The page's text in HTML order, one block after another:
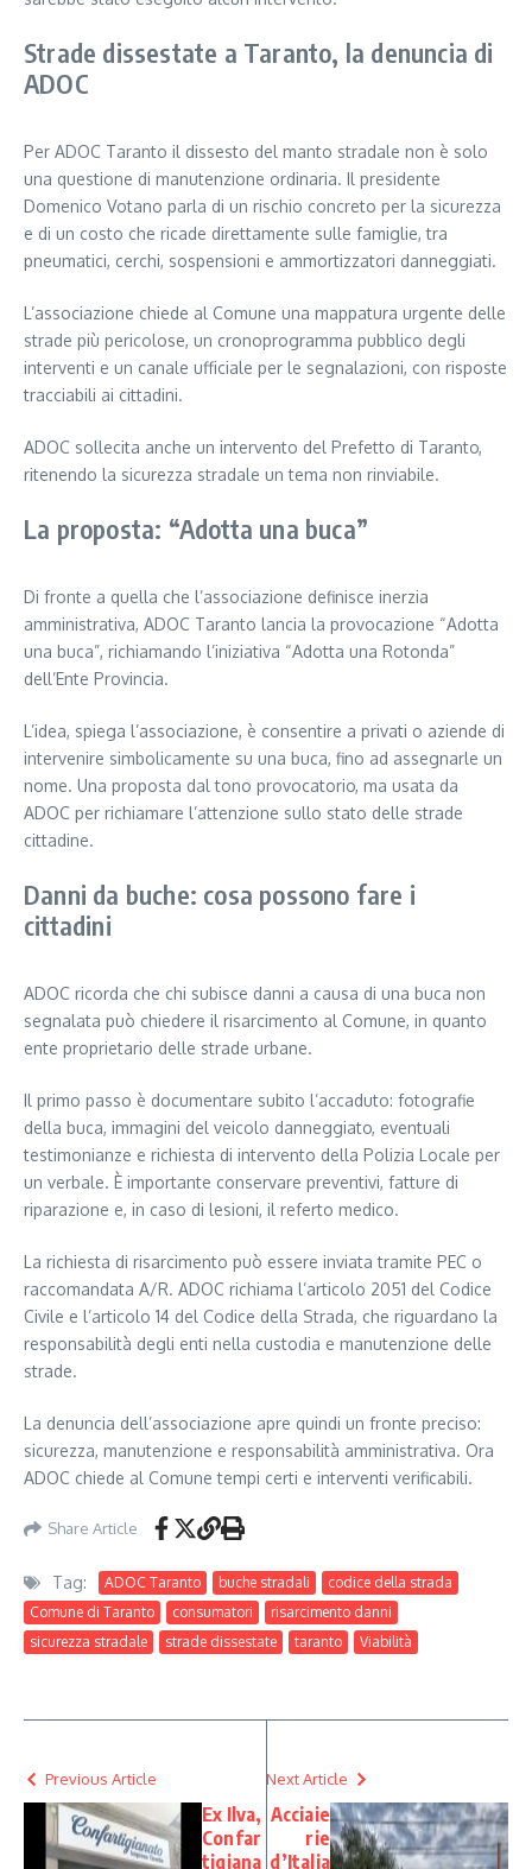
Strade dissestate a Taranto, la denuncia di
ADOC
Per ADOC Taranto il dissesto del manto stradale non è solo
una questione di manutenzione ordinaria. Il presidente
Domenico Votano parla di un rischio concreto per la sicurezza
e di un costo che ricade direttamente sulle famiglie, tra
pneumatici, cerchi, sospensioni e ammortizzatori danneggiati.
L’associazione chiede al Comune una mappatura urgente delle
strade più pericolose, un cronoprogramma pubblico degli
interventi e un canale ufficiale per le segnalazioni, con risposte
tracciabili ai cittadini.
ADOC sollecita anche un intervento del Prefetto di Taranto,
ritenendo la sicurezza stradale un tema non rinviabile.
La proposta: “Adotta una buca”
Di fronte a quella che l’associazione definisce inerzia
amministrativa, ADOC Taranto lancia la provocazione “Adotta
una buca”, richiamando l’iniziativa “Adotta una Rotonda”
dell’Ente Provincia.
L’idea, spiega l’associazione, è consentire a privati o aziende di
intervenire simbolicamente su una buca, fino ad assegnarle un
nome. Una proposta dal tono provocatorio, ma usata da
ADOC per richiamare l’attenzione sullo stato delle strade
cittadine.
Danni da buche: cosa possono fare i
cittadini
ADOC ricorda che chi subisce danni a causa di una buca non
segnalata può chiedere il risarcimento al Comune, in quanto
ente proprietario delle strade urbane.
Il primo passo è documentare subito l’accaduto: fotografie
della buca, immagini del veicolo danneggiato, eventuali
testimonianze e richiesta di intervento della Polizia Locale per
un verbale. È importante conservare preventivi, fatture di
riparazione e, in caso di lesioni, il referto medico.
La richiesta di risarcimento può essere inviata tramite PEC o
raccomandata A/R. ADOC richiama l’articolo 2051 del Codice
Civile e l’articolo 14 del Codice della Strada, che riguardano la
responsabilità degli enti nella custodia e manutenzione delle
strade.
La denuncia dell’associazione apre quindi un fronte preciso:
sicurezza, manutenzione e responsabilità amministrativa. Ora
ADOC chiede al Comune tempi certi e interventi verificabili.
Share Article
Tag: ADOC Taranto buche stradali
codice della strada
Comune di Taranto
consumatori
risarcimento danni
sicurezza stradale
strade dissestate taranto Viabilità
Previous Article
Ex Ilva,
Confar
tigiana
Next Article
Acciaie
rie
d’Italia